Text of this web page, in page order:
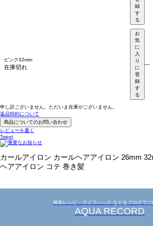
録
す
る
ピンク32mm
在庫切れ
お
気
に
入
り
に
登
録
す
る
—
申し訳ございません。ただいま在庫がございません。
返品特約について
商品についてのお問い合わせ
レビューを書く
Tweet
カールアイロン カールヘアアイロン 26mm
ヘアアイロン コテ 巻き髪
簡単レシピ・ライフハック などをブログでご
AQUA RECORD